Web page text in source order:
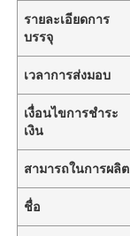
รายละเอียดการ
บรรจุ
เวลาการส่งมอบ
เงื่อนไขการชำระ
เงิน
สามารถในการผลิต
ชื่อ